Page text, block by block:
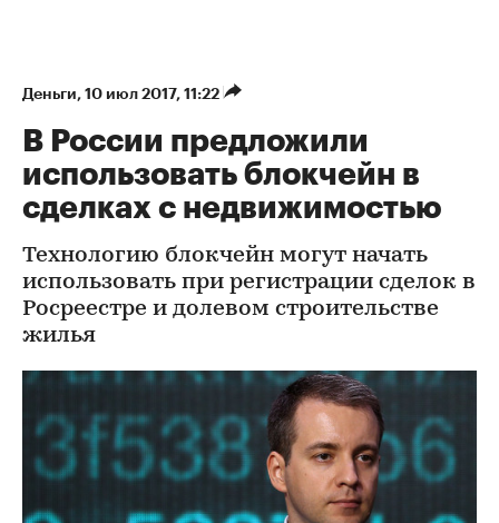
Деньги⁠, 10 июл 2017, 11:22
В России предложили
использовать блокчейн в
сделках с недвижимостью
Технологию блокчейн могут начать
использовать при регистрации сделок в
Росреестре и долевом строительстве
жилья